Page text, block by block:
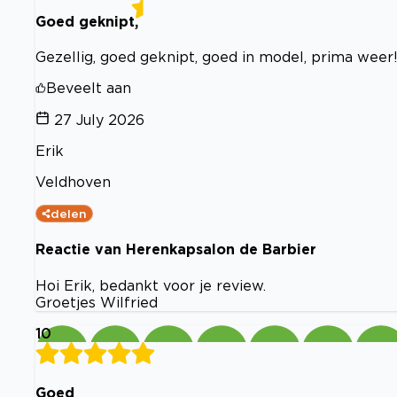
Goed geknipt,
Gezellig, goed geknipt, goed in model, prima weer!
Beveelt aan
27 July 2026
Erik
Veldhoven
delen
Reactie van Herenkapsalon de Barbier
Hoi Erik, bedankt voor je review.
Groetjes Wilfried
10
Goed